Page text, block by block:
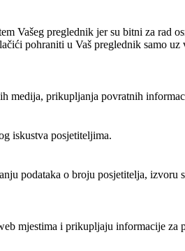
Vašeg preglednik jer su bitni za rad
pohraniti u Vaš preglednik samo uz
medija, prikupljanja povratnih
iskustva posjetiteljima.
podataka o broju posjetitelja, izvoru
mjestima i prikupljaju informacije za